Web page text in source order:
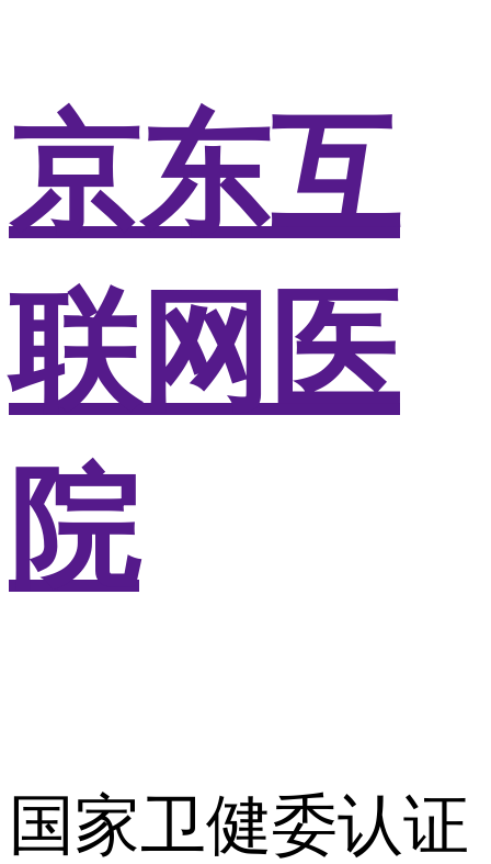
京东互
联网医
院
国家卫健委认证